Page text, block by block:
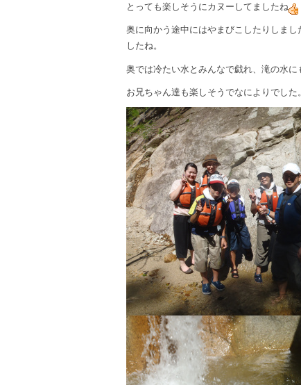
とっても楽しそうにカヌーしてましたね
奥に向かう途中にはやまびこしたりしま
したね。
奥では冷たい水とみんなで戯れ、滝の水
お兄ちゃん達も楽しそうでなによりでした。